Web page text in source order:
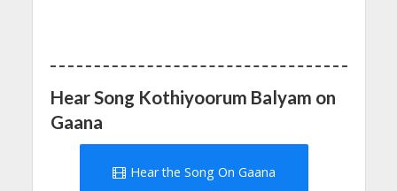
Hear Song Kothiyoorum Balyam on
Gaana
Hear the Song On Gaana